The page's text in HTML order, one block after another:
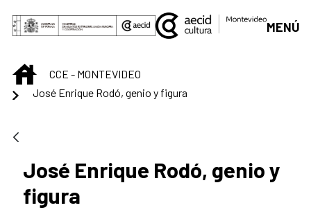
Saut au contenu principal
MENÚ
INICIOCCE - MONTEVIDEO
José Enrique Rodó, genio y figura
José Enrique Rodó, genio y
figura